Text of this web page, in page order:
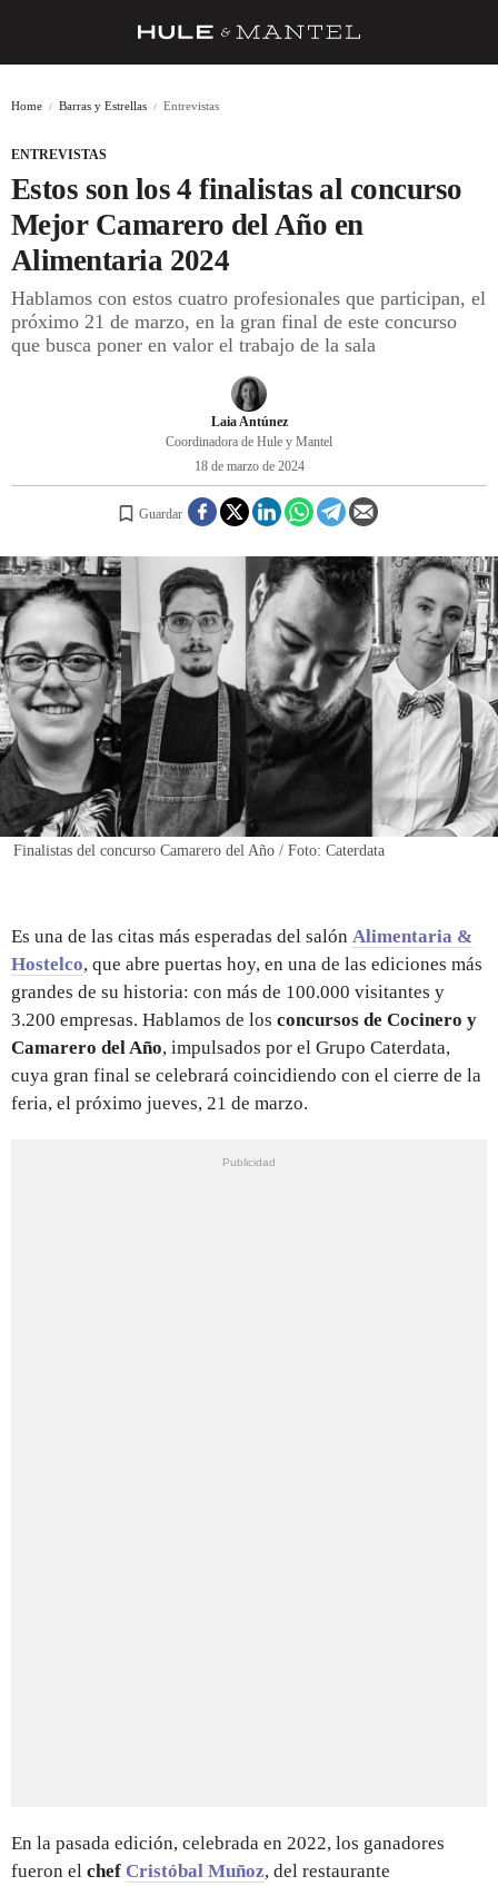
BARRAS Y ESTRELLAS
DÓNDE COMER
ÍDOLOS DE MESAS
CUADERNO DE VIAJE
REGISTRO
INICIAR SESIÓN
Home Barras y Estrellas Entrevistas
ENTREVISTAS
Estos son los 4 finalistas al concurso
Mejor Camarero del Año en
Alimentaria 2024
Hablamos con estos cuatro profesionales que participan, el
próximo 21 de marzo, en la gran final de este concurso
que busca poner en valor el trabajo de la sala
Laia Antúnez
Coordinadora de Hule y Mantel
18 de marzo de 2024
Guardar
Finalistas del concurso Camarero del Año / Foto: Caterdata
Es una de las citas más esperadas del salón Alimentaria &
Hostelco, que abre puertas hoy, en una de las ediciones más
grandes de su historia: con más de 100.000 visitantes y
3.200 empresas. Hablamos de los concursos de Cocinero y
Camarero del Año, impulsados por el Grupo Caterdata,
cuya gran final se celebrará coincidiendo con el cierre de la
feria, el próximo jueves, 21 de marzo.
En la pasada edición, celebrada en 2022, los ganadores
fueron el chef Cristóbal Muñoz, del restaurante